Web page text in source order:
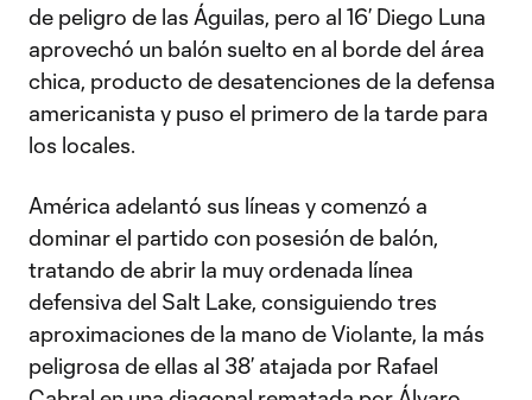
de peligro de las Águilas, pero al 16’ Diego Luna
aprovechó un balón suelto en al borde del área
chica, producto de desatenciones de la defensa
americanista y puso el primero de la tarde para
los locales.
América adelantó sus líneas y comenzó a
dominar el partido con posesión de balón,
tratando de abrir la muy ordenada línea
defensiva del Salt Lake, consiguiendo tres
aproximaciones de la mano de Violante, la más
peligrosa de ellas al 38’ atajada por Rafael